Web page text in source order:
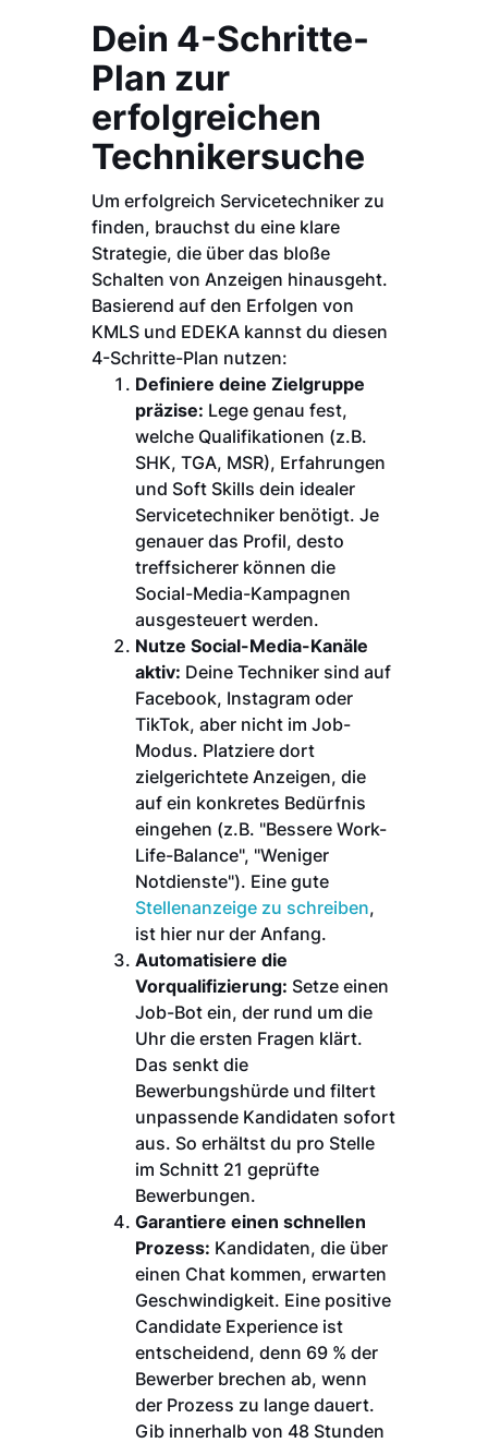
Dein 4-Schritte-
Plan zur
erfolgreichen
Technikersuche
Um erfolgreich Servicetechniker zu
finden, brauchst du eine klare
Strategie, die über das bloße
Schalten von Anzeigen hinausgeht.
Basierend auf den Erfolgen von
KMLS und EDEKA kannst du diesen
4-Schritte-Plan nutzen:
Definiere deine Zielgruppe
präzise: Lege genau fest,
welche Qualifikationen (z.B.
SHK, TGA, MSR), Erfahrungen
und Soft Skills dein idealer
Servicetechniker benötigt. Je
genauer das Profil, desto
treffsicherer können die
Social-Media-Kampagnen
ausgesteuert werden.
Nutze Social-Media-Kanäle
aktiv: Deine Techniker sind auf
Facebook, Instagram oder
TikTok, aber nicht im Job-
Modus. Platziere dort
zielgerichtete Anzeigen, die
auf ein konkretes Bedürfnis
eingehen (z.B. "Bessere Work-
Life-Balance", "Weniger
Notdienste"). Eine gute
Stellenanzeige zu schreiben,
ist hier nur der Anfang.
Automatisiere die
Vorqualifizierung: Setze einen
Job-Bot ein, der rund um die
Uhr die ersten Fragen klärt.
Das senkt die
Bewerbungshürde und filtert
unpassende Kandidaten sofort
aus. So erhältst du pro Stelle
im Schnitt 21 geprüfte
Bewerbungen.
Garantiere einen schnellen
Prozess: Kandidaten, die über
einen Chat kommen, erwarten
Geschwindigkeit. Eine positive
Candidate Experience ist
entscheidend, denn 69 % der
Bewerber brechen ab, wenn
der Prozess zu lange dauert.
Gib innerhalb von 48 Stunden